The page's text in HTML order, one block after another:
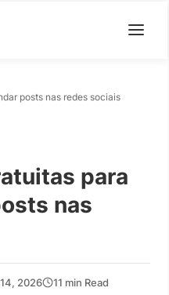
posts nas redes sociais
para
nas
2026 11 min Read